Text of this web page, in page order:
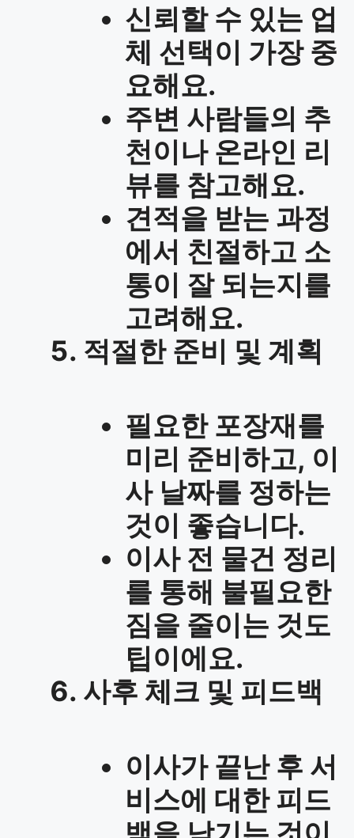
신뢰할 수 있는 업
체 선택이 가장 중
요해요.
주변 사람들의 추
천이나 온라인 리
뷰를 참고해요.
견적을 받는 과정
에서 친절하고 소
통이 잘 되는지를
고려해요.
적절한 준비 및 계획
필요한 포장재를
미리 준비하고, 이
사 날짜를 정하는
것이 좋습니다.
이사 전 물건 정리
를 통해 불필요한
짐을 줄이는 것도
팁이에요.
사후 체크 및 피드백
이사가 끝난 후 서
비스에 대한 피드